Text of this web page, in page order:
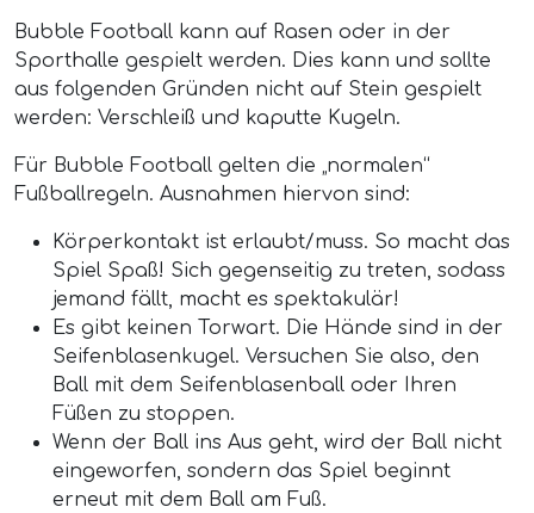
Bubble Football kann auf Rasen oder in der
Sporthalle gespielt werden. Dies kann und sollte
aus folgenden Gründen nicht auf Stein gespielt
werden: Verschleiß und kaputte Kugeln.
Für Bubble Football gelten die „normalen“
Fußballregeln. Ausnahmen hiervon sind:
Körperkontakt ist erlaubt/muss. So macht das
Spiel Spaß! Sich gegenseitig zu treten, sodass
jemand fällt, macht es spektakulär!
Es gibt keinen Torwart. Die Hände sind in der
Seifenblasenkugel. Versuchen Sie also, den
Ball mit dem Seifenblasenball oder Ihren
Füßen zu stoppen.
Wenn der Ball ins Aus geht, wird der Ball nicht
eingeworfen, sondern das Spiel beginnt
erneut mit dem Ball am Fuß.